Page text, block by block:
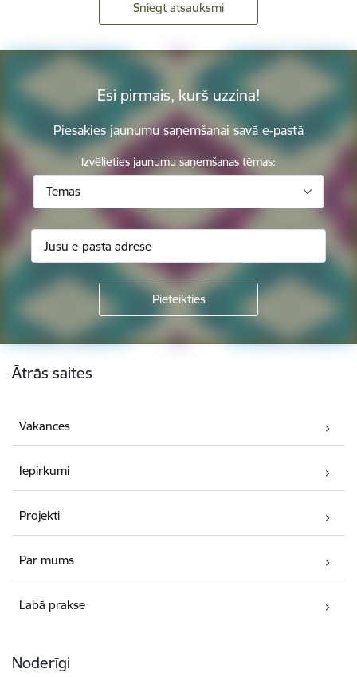
Sniegt atsauksmi
Esi pirmais, kurš uzzina!
Piesakies jaunumu saņemšanai savā e-pastā
Izvēlieties jaunumu saņemšanas tēmas:
Tēmas
Kājene
Ātrās saites
Vakances
Iepirkumi
Projekti
Par mums
Labā prakse
Noderīgi